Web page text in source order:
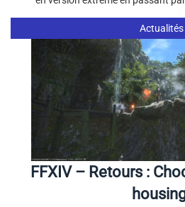
Actualités
FFXIV – Retours :